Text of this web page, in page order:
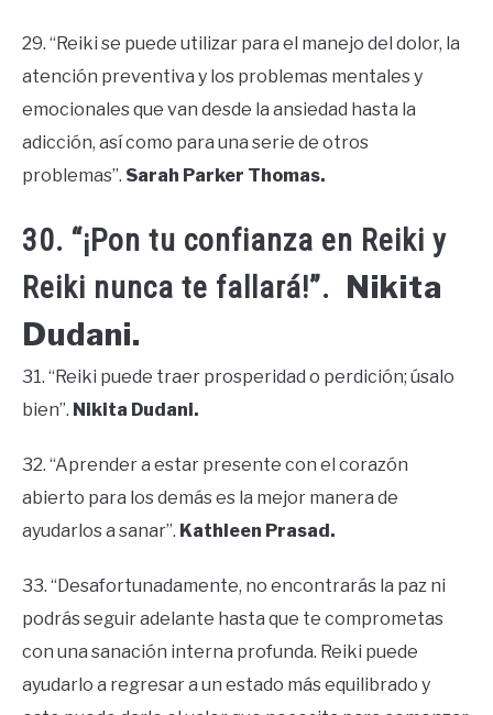
29. “Reiki se puede utilizar para el manejo del dolor, la
atención preventiva y los problemas mentales y
emocionales que van desde la ansiedad hasta la
adicción, así como para una serie de otros
problemas”. Sarah Parker Thomas.
30. “¡Pon tu confianza en Reiki y
Reiki nunca te fallará!”. Nikita
Dudani.
31. “Reiki puede traer prosperidad o perdición; úsalo
bien”. Nikita Dudani.
32. “Aprender a estar presente con el corazón
abierto para los demás es la mejor manera de
ayudarlos a sanar”. Kathleen Prasad.
33. “Desafortunadamente, no encontrarás la paz ni
podrás seguir adelante hasta que te comprometas
con una sanación interna profunda. Reiki puede
ayudarlo a regresar a un estado más equilibrado y